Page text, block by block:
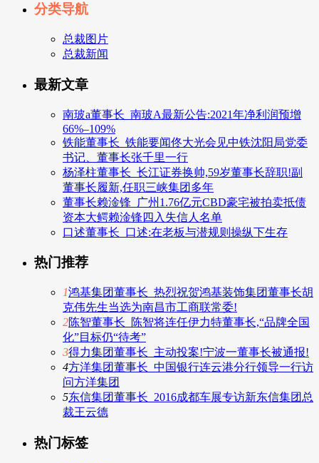
分类导航
总裁图片
总裁新闻
最新文章
南玻a董事长_南玻A最新公告:2021年净利润预增
66%–109%
铁能董事长_铁能要闻佟大光会见中铁沈阳局党委
书记、董事长张千里一行
杨泽柱董事长_长江证券换帅,59岁董事长辞职!副
董事长履新,任职三峡集团多年
董事长赖淦锋_广州1.76亿元CBD豪宅被拍卖抵债
资本大鳄赖淦锋四入失信人名单
口述董事长_口述:在老板与潜规则操纵下生存
热门推荐
1鸿基集团董事长_热烈祝贺鸿基装饰集团董事长胡
克伟先生当选为南昌市工商联常委!
2陈智董事长_陈智将连任伊力特董事长,“品牌全国
化”目标仍“待考”
3得力集团董事长_主动投案!宁波一董事长被通报!
4方洋集团董事长_中国银行连云港分行领导一行访
问方洋集团
5东信集团董事长_2016成都车展专访新东信集团总
裁王云德
热门标签